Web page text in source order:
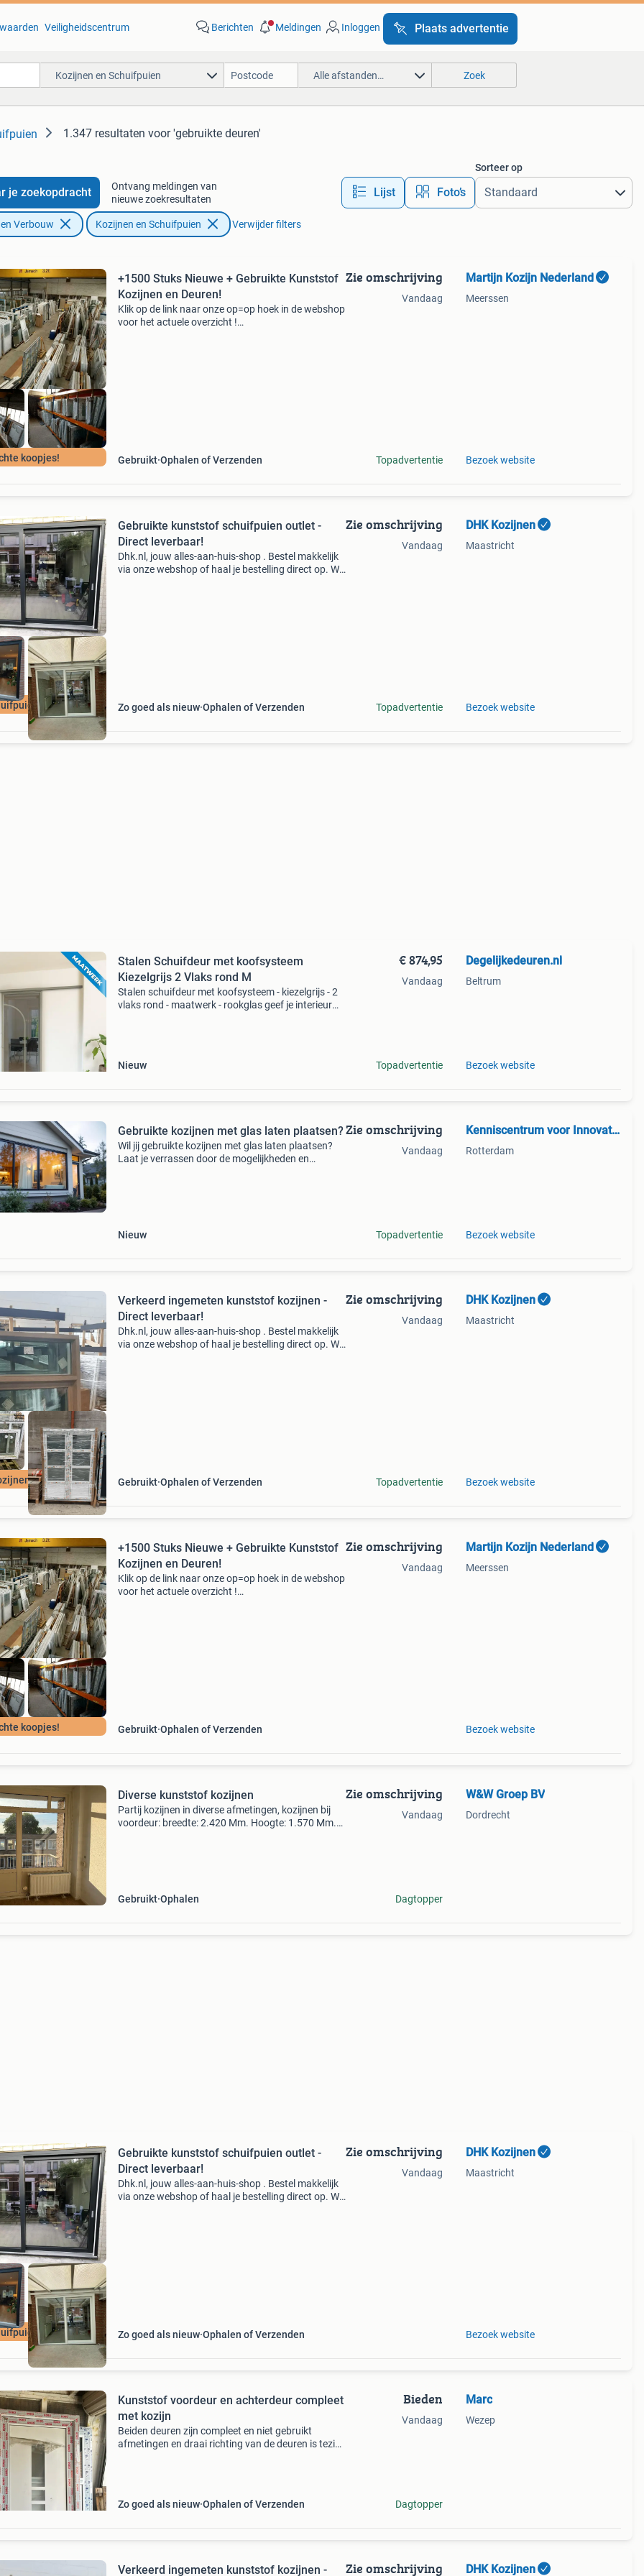
Veiligheidscentrum Berichten Meldingen Inloggen Plaats advertentie
Kozijnen en Schuifpuien Alle afstanden… Zoek
1.347 resultaten voor 'gebruikte deuren'
je zoekopdracht
Ontvang meldingen van
nieuwe zoekresultaten
Lijst Foto’s
Sorteer op
Verbouw Kozijnen en Schuifpuien Verwijder filters
koopjes!
+1500 Stuks Nieuwe + Gebruikte Kunststof
Kozijnen en Deuren!
Klik op de link naar onze op=op hoek in de webshop
voor het actuele overzicht !
Gebruikt Ophalen of Verzenden
Zie omschrijving
Vandaag
Topadvertentie
Martijn Kozijn Nederland
Meerssen
Bezoek website
outlet
Gebruikte kunststof schuifpuien outlet -
Direct leverbaar!
Dhk.nl, jouw alles-aan-huis-shop . Bestel makkelijk
via onze webshop of haal je bestelling direct op. We
Zo goed als nieuw Ophalen of Verzenden
Zie omschrijving
Vandaag
Topadvertentie
DHK Kozijnen
Maastricht
Bezoek website
Stalen Schuifdeur met koofsysteem
Kiezelgrijs 2 Vlaks rond M
Stalen schuifdeur met koofsysteem - kiezelgrijs - 2
vlaks rond - maatwerk - rookglas geef je interieur
Nieuw
€ 874,95
Vandaag
Topadvertentie
Degelijkedeuren.nl
Beltrum
Bezoek website
Gebruikte kozijnen met glas laten plaatsen?
Wil jij gebruikte kozijnen met glas laten plaatsen?
Laat je verrassen door de mogelijkheden en
Nieuw
Zie omschrijving
Vandaag
Topadvertentie
Kenniscentrum voor Innovatie Nederland
Rotterdam
Bezoek website
outlet!
Verkeerd ingemeten kunststof kozijnen -
Direct leverbaar!
Dhk.nl, jouw alles-aan-huis-shop . Bestel makkelijk
via onze webshop of haal je bestelling direct op. We
Gebruikt Ophalen of Verzenden
Zie omschrijving
Vandaag
Topadvertentie
DHK Kozijnen
Maastricht
Bezoek website
koopjes!
+1500 Stuks Nieuwe + Gebruikte Kunststof
Kozijnen en Deuren!
Klik op de link naar onze op=op hoek in de webshop
voor het actuele overzicht !
Gebruikt Ophalen of Verzenden
Zie omschrijving
Vandaag
Martijn Kozijn Nederland
Meerssen
Bezoek website
Diverse kunststof kozijnen
Partij kozijnen in diverse afmetingen, kozijnen bij
voordeur: breedte: 2.420 Mm. Hoogte: 1.570 Mm.
Gebruikt Ophalen
Zie omschrijving
Vandaag
Dagtopper
W&W Groep BV
Dordrecht
outlet
Gebruikte kunststof schuifpuien outlet -
Direct leverbaar!
Dhk.nl, jouw alles-aan-huis-shop . Bestel makkelijk
via onze webshop of haal je bestelling direct op. We
Zo goed als nieuw Ophalen of Verzenden
Zie omschrijving
Vandaag
DHK Kozijnen
Maastricht
Bezoek website
Kunststof voordeur en achterdeur compleet
met kozijn
Beiden deuren zijn compleet en niet gebruikt
afmetingen en draai richting van de deuren is tezien
Zo goed als nieuw Ophalen of Verzenden
Bieden
Vandaag
Dagtopper
Marc
Wezep
Verkeerd ingemeten kunststof kozijnen - Zie omschrijving DHK Kozijnen